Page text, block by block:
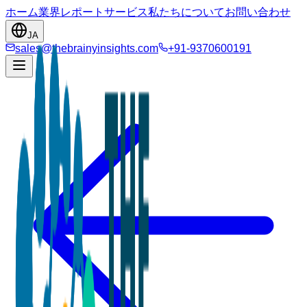
ホーム業界レポート サービス私たちについてお問い合わせ
JA
sales@thebrainyinsights.com +91-9370600191